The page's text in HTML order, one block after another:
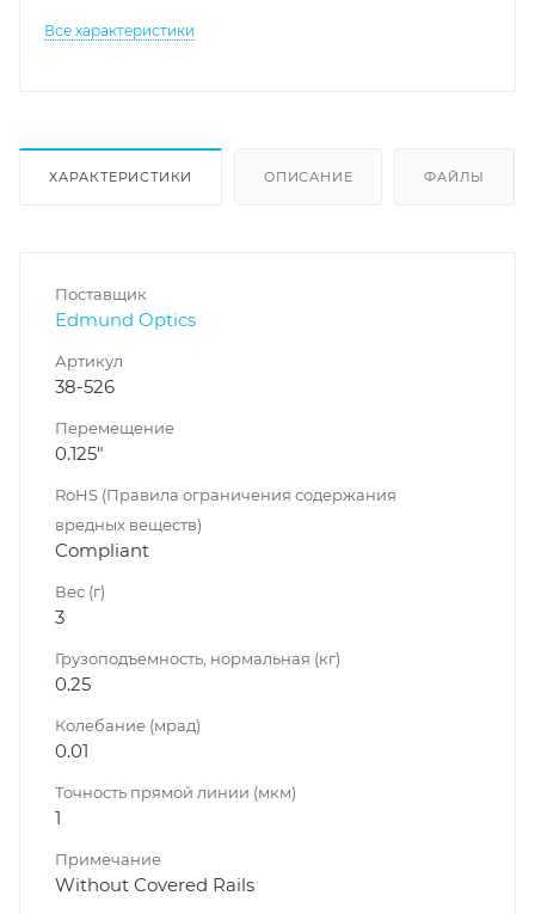
Все характеристики
ХАРАКТЕРИСТИКИ ОПИСАНИЕ ФАЙЛЫ
Поставщик
Edmund Optics
Артикул
38-526
Перемещение
0.125"
RoHS (Правила ограничения содержания
вредных веществ)
Compliant
Вес (г)
3
Грузоподъемность, нормальная (кг)
0.25
Колебание (мрад)
0.01
Точность прямой линии (мкм)
1
Примечание
Without Covered Rails